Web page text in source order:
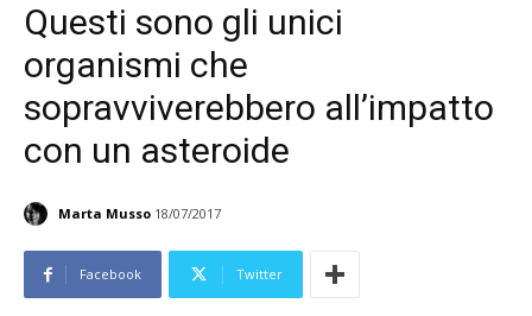
Questi sono gli unici
organismi che
sopravviverebbero all’impatto
con un asteroide
Marta Musso 18/07/2017
Facebook Twitter